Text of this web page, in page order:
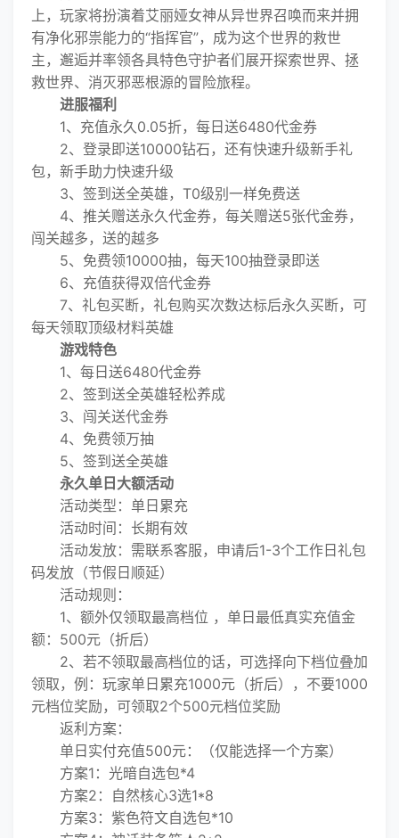
上，玩家将扮演着艾丽娅女神从异世界召唤而来并拥
有净化邪祟能力的“指挥官”，成为这个世界的救世
主，邂逅并率领各具特色守护者们展开探索世界、拯
救世界、消灭邪恶根源的冒险旅程。
进服福利
1、充值永久0.05折，每日送6480代金券
2、登录即送10000钻石，还有快速升级新手礼
包，新手助力快速升级
3、签到送全英雄，T0级别一样免费送
4、推关赠送永久代金券，每关赠送5张代金券，
闯关越多，送的越多
5、免费领10000抽，每天100抽登录即送
6、充值获得双倍代金券
7、礼包买断，礼包购买次数达标后永久买断，可
每天领取顶级材料英雄
游戏特色
1、每日送6480代金券
2、签到送全英雄轻松养成
3、闯关送代金券
4、免费领万抽
5、签到送全英雄​​​​​​​
永久单日大额活动
活动类型：单日累充
活动时间：长期有效
活动发放：需联系客服，申请后1-3个工作日礼包
码发放（节假日顺延）
活动规则：
1、额外仅领取最高档位 ，单日最低真实充值金
额：500元（折后）
2、若不领取最高档位的话，可选择向下档位叠加
领取，例：玩家单日累充1000元（折后），不要1000
元档位奖励，可领取2个500元档位奖励
返利方案：
单日实付充值500元：（仅能选择一个方案）
方案1：光暗自选包*4
方案2：自然核心3选1*8
方案3：紫色符文自选包*10